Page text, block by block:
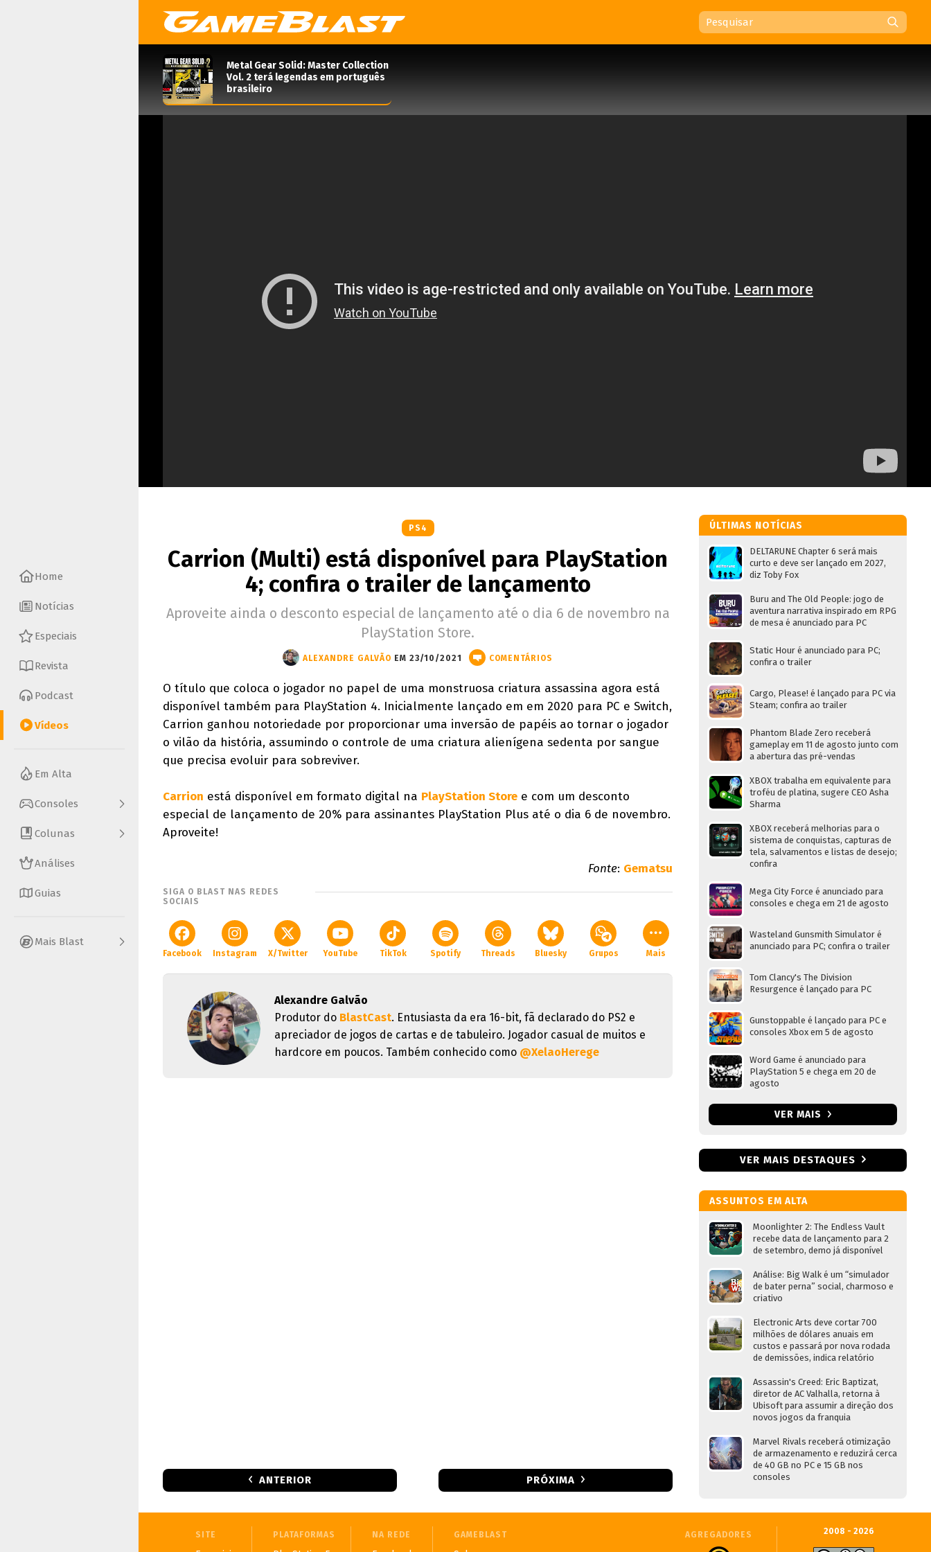
Home
Notícias
Especiais
Revista
Podcast
Vídeos
Em Alta
Consoles
Colunas
Análises
Guias
Mais Blast
Metal Gear Solid: Master Collection
Vol. 2 terá legendas em português
brasileiro
PS4
Carrion (Multi) está disponível para PlayStation
4; confira o trailer de lançamento
Aproveite ainda o desconto especial de lançamento até o dia 6 de novembro na
PlayStation Store.
ALEXANDRE GALVÃO EM 23/10/2021 COMENTÁRIOS
O título que coloca o jogador no papel de uma monstruosa criatura assassina agora está
disponível também para PlayStation 4. Inicialmente lançado em em 2020 para PC e Switch,
Carrion ganhou notoriedade por proporcionar uma inversão de papéis ao tornar o jogador
o vilão da história, assumindo o controle de uma criatura alienígena sedenta por sangue
que precisa evoluir para sobreviver.
Carrion está disponível em formato digital na PlayStation Store e com um desconto
especial de lançamento de 20% para assinantes PlayStation Plus até o dia 6 de novembro.
Aproveite!
Fonte: Gematsu
SIGA O BLAST NAS REDES
SOCIAIS
Facebook Instagram X/Twitter YouTube TikTok Spotify Threads Bluesky Grupos Mais
Alexandre Galvão
Produtor do BlastCast. Entusiasta da era 16-bit, fã declarado do PS2 e
apreciador de jogos de cartas e de tabuleiro. Jogador casual de muitos e
hardcore em poucos. Também conhecido como @XelaoHerege
ANTERIOR PRÓXIMA
ÚLTIMAS NOTÍCIAS
DELTARUNE Chapter 6 será mais
curto e deve ser lançado em 2027,
diz Toby Fox
Buru and The Old People: jogo de
aventura narrativa inspirado em RPG
de mesa é anunciado para PC
Static Hour é anunciado para PC;
confira o trailer
Cargo, Please! é lançado para PC via
Steam; confira ao trailer
Phantom Blade Zero receberá
gameplay em 11 de agosto junto com
a abertura das pré-vendas
XBOX trabalha em equivalente para
troféu de platina, sugere CEO Asha
Sharma
XBOX receberá melhorias para o
sistema de conquistas, capturas de
tela, salvamentos e listas de desejo;
confira
Mega City Force é anunciado para
consoles e chega em 21 de agosto
Wasteland Gunsmith Simulator é
anunciado para PC; confira o trailer
Tom Clancy's The Division
Resurgence é lançado para PC
Gunstoppable é lançado para PC e
consoles Xbox em 5 de agosto
Word Game é anunciado para
PlayStation 5 e chega em 20 de
agosto
VER MAIS
VER MAIS DESTAQUES
ASSUNTOS EM ALTA
Moonlighter 2: The Endless Vault
recebe data de lançamento para 2
de setembro, demo já disponível
Análise: Big Walk é um “simulador
de bater perna” social, charmoso e
criativo
Electronic Arts deve cortar 700
milhões de dólares anuais em
custos e passará por nova rodada
de demissões, indica relatório
Assassin's Creed: Eric Baptizat,
diretor de AC Valhalla, retorna à
Ubisoft para assumir a direção dos
novos jogos da franquia
Marvel Rivals receberá otimização
de armazenamento e reduzirá cerca
de 40 GB no PC e 15 GB nos
consoles
SITE PLATAFORMAS NA REDE GAMEBLAST 2008 - 2026
AGREGADORES